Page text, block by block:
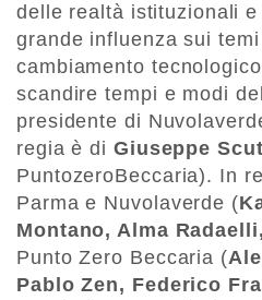
delle realtà istituzionali
grande influenza sui
cambiamento
scandire tempi e modi
presidente di
regia è di Giuseppe
PuntozeroBeccaria). In
Parma e Nuvolaverde (
Montano, Alma
Punto Zero Beccaria (
Pablo Zen, Federico